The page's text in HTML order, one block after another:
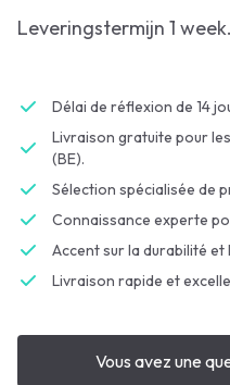
Leveringstermijn 1 week.
Délai de réflexion de 14
Livraison gratuite pour
(BE).
Sélection spécialisée de
Connaissance experte
Accent sur la durabilité
Livraison rapide et
Vous avez une